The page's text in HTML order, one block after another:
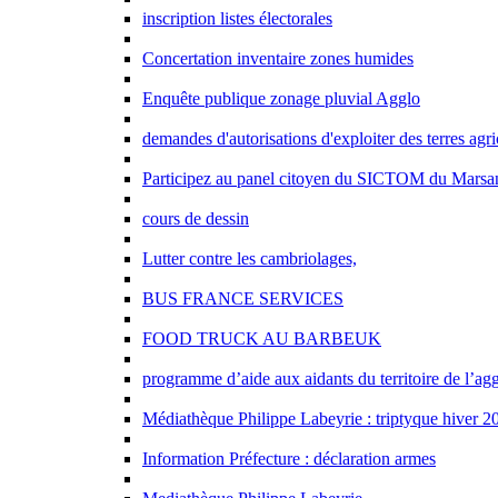
inscription listes électorales
Concertation inventaire zones humides
Enquête publique zonage pluvial Agglo
demandes d'autorisations d'exploiter des terres
Participez au panel citoyen du SICTOM du
cours de dessin
Lutter contre les cambriolages,
BUS FRANCE SERVICES
FOOD TRUCK AU BARBEUK
programme d’aide aux aidants du territoire de
Médiathèque Philippe Labeyrie : triptyque hiver
Information Préfecture : déclaration armes